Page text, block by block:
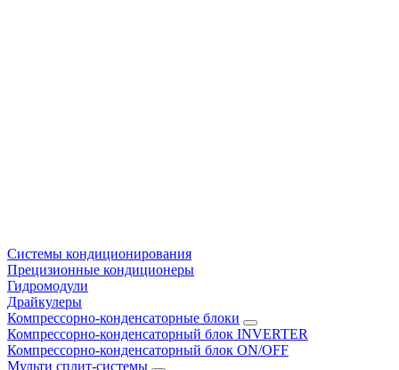
Системы кондиционирования
Прецизионные кондиционеры
Гидромодули
Драйкулеры
Компрессорно-конденсаторные блоки
Компрессорно-конденсаторный блок INVERTER
Компрессорно-конденсаторный блок ON/OFF
Мульти сплит-системы